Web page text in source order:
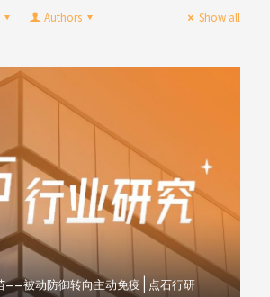
Authors Show all
——被动防御转向主动免疫 | 点石行研